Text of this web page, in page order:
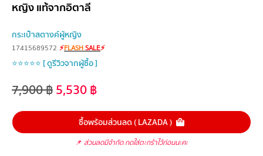
หญิง แท้จากอิตาลี
กระเป๋าสตางค์ผู้หญิง
17415689572 ⚡FLASHSALE⚡
⭐⭐⭐⭐⭐ [ ดูรีวิวจากผู้ซื้อ ]
7,900฿5,530฿
ซื้อพร้อมส่วนลด ( LAZADA )
📌 ส่วนลดมีจำกัด กดใส่ตะกร้าไว้ก่อนนะคะ